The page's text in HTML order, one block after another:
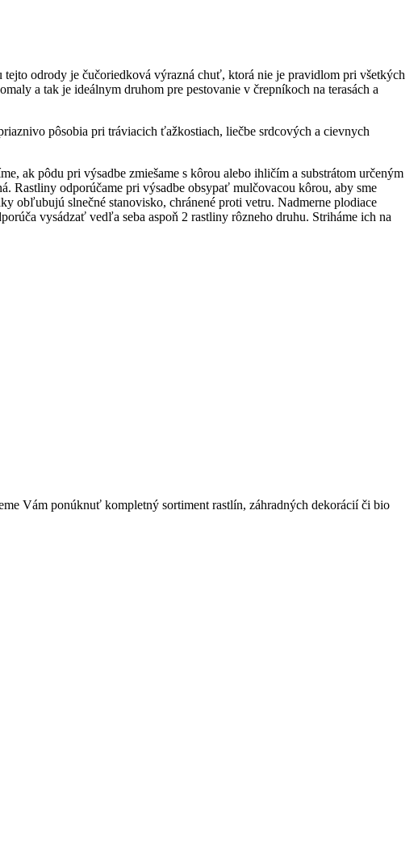
odrody je čučoriedková výrazná chuť, ktorá nie je pravidlom pri všetkých
a tak je ideálnym druhom pre pestovanie v črepníkoch na terasách a
pôsobia pri tráviacich ťažkostiach, liečbe srdcových a cievnych
ak pôdu pri výsadbe zmiešame s kôrou alebo ihličím a substrátom určeným
Rastliny odporúčame pri výsadbe obsypať mulčovacou kôrou, aby sme
obľubujú slnečné stanovisko, chránené proti vetru. Nadmerne plodiace
vysádzať vedľa seba aspoň 2 rastliny rôzneho druhu. Striháme ich na
Vám ponúknuť kompletný sortiment rastlín, záhradných dekorácií či bio